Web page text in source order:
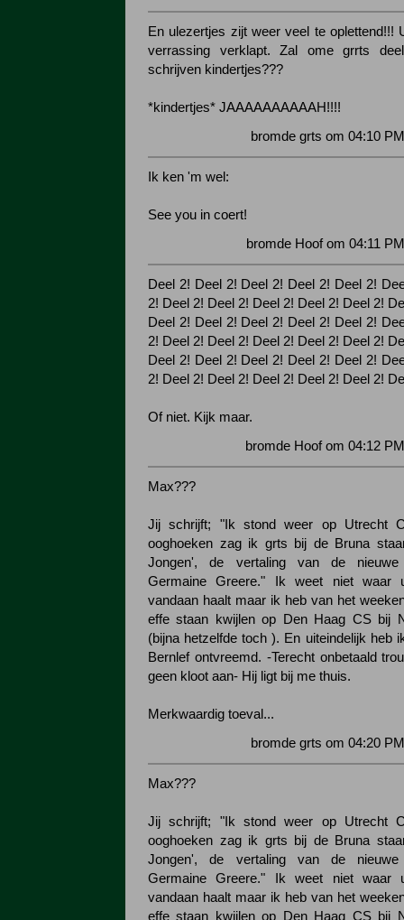
En ulezertjes zijt weer veel te oplettend!!!
verrassing verklapt. Zal ome grrts
schrijven kindertjes???
*kindertjes* JAAAAAAAAAAH!!!!
bromde grts om 04:10
Ik ken 'm wel:
See you in coert!
bromde Hoof om 04:11
Deel 2! Deel 2! Deel 2! Deel 2! Deel 2!
2! Deel 2! Deel 2! Deel 2! Deel 2! Deel 2!
Deel 2! Deel 2! Deel 2! Deel 2! Deel 2!
2! Deel 2! Deel 2! Deel 2! Deel 2! Deel 2!
Deel 2! Deel 2! Deel 2! Deel 2! Deel 2!
2! Deel 2! Deel 2! Deel 2! Deel 2! Deel 2!
Of niet. Kijk maar.
bromde Hoof om 04:12
Max???
Jij schrijft; "Ik stond weer op Utrecht
ooghoeken zag ik grts bij de Bruna
Jongen', de vertaling van de
Germaine Greere."
Ik weet niet waar
vandaan haalt maar ik heb van het
effe staan kwijlen op Den Haag CS bij
(bijna hetzelfde toch ). En uiteindelijk heb
Bernlef ontvreemd. -Terecht onbetaald
geen kloot aan- Hij ligt bij me thuis.
Merkwaardig toeval...
bromde grts om 04:20
Max???
Jij schrijft; "Ik stond weer op Utrecht
ooghoeken zag ik grts bij de Bruna
Jongen', de vertaling van de
Germaine Greere."
Ik weet niet waar
vandaan haalt maar ik heb van het
effe staan kwijlen op Den Haag CS bij